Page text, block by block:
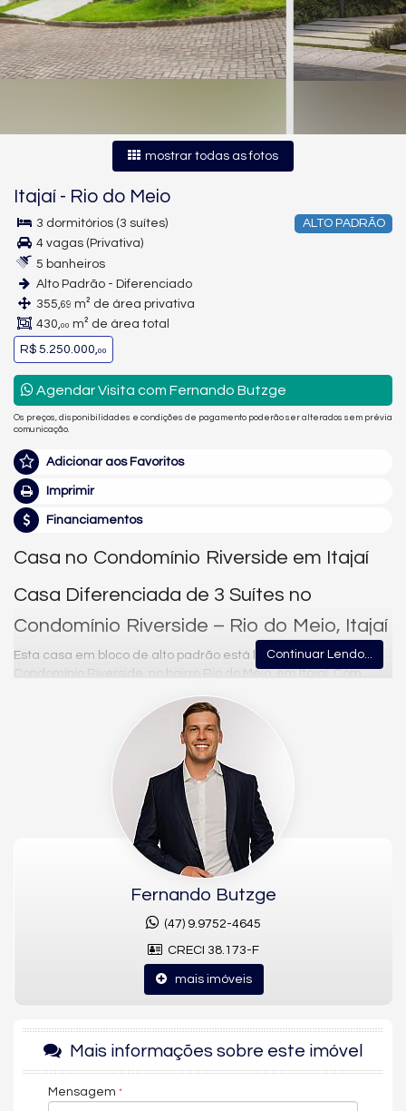
mostrar todas as fotos
Itajaí - Rio do Meio
ALTO PADRÃO
3 dormitórios (3 suítes)
4 vagas (Privativa)
5 banheiros
Alto Padrão - Diferenciado
355,69 m² de área privativa
430,00 m² de área total
R$ 5.250.000,00
Agendar Visita com Fernando Butzge
Os preços, disponibilidades e condições de pagamento poderão ser alterados sem prévia
comunicação.
Adicionar aos Favoritos
Imprimir
Financiamentos
Casa no Condomínio Riverside em Itajaí
Casa Diferenciada de 3 Suítes no
Condomínio Riverside – Rio do Meio, Itajaí
Esta casa em bloco de alto padrão está localizada no
Condomínio Riverside, no bairro Rio do Meio, em Itajaí. Com
conta com 3 suítes, totalizando 5 banheiros, e 4 vagas de
garagem privativas, sendo classificada como um imóvel
diferenciado dentro do condomínio.
Uma opção diferenciada para quem busca uma casa
espaçosa e de alto padrão em condomínio, no bairro Rio do
Continuar Lendo...
Fernando Butzge
(47) 9.9752-4645
CRECI 38.173-F
mais imóveis
Mais informações sobre este imóvel
Mensagem